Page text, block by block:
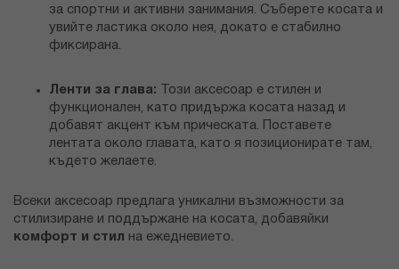
за спортни и активни занимания. Съберете косата и
увийте ластика около нея, докато е стабилно
фиксирана.
Ленти за глава: Този аксесоар е стилен и
функционален, като придържа косата назад и
добавят акцент към прическата. Поставете
лентата около главата, като я позиционирате там,
където желаете.
Всеки аксесоар предлага уникални възможности за
стилизиране и поддържане на косата, добавяйки
комфорт и стил на ежедневието.